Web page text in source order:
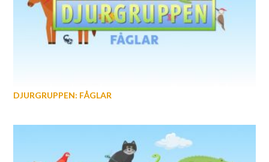
DJURGRUPPEN: FÅGLAR